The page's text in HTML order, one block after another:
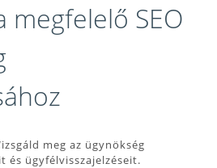
megfelelő SEO
meg az ügynökség
és ügyfélvisszajelzéseit.